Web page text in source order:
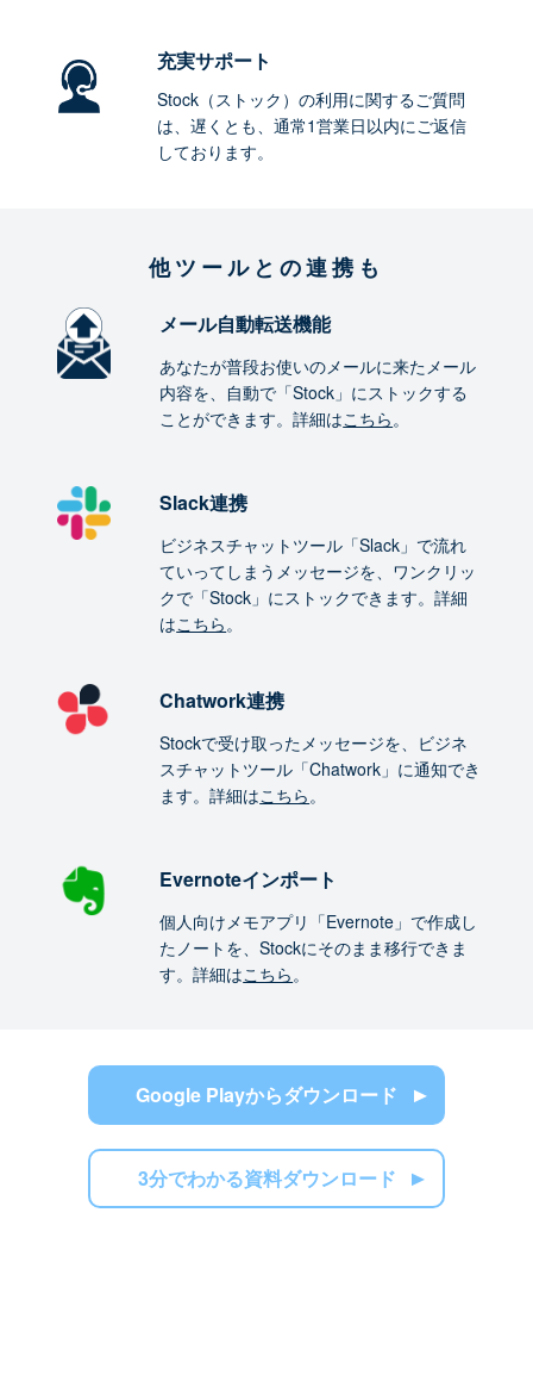
充実サポート
Stock（ストック）の利用に関するご質問
は、遅くとも、通常1営業日以内にご返信
しております。
他ツールとの連携も
メール自動転送機能
あなたが普段お使いのメールに来たメール
内容を、自動で「Stock」にストックする
ことができます。詳細はこちら。
Slack連携
ビジネスチャットツール「Slack」で流れ
ていってしまうメッセージを、ワンクリッ
クで「Stock」にストックできます。詳細
はこちら。
Chatwork連携
Stockで受け取ったメッセージを、ビジネ
スチャットツール「Chatwork」に通知でき
ます。詳細はこちら。
Evernoteインポート
個人向けメモアプリ「Evernote」で作成し
たノートを、Stockにそのまま移行できま
す。詳細はこちら。
Google Playからダウンロード
3分でわかる資料ダウンロード